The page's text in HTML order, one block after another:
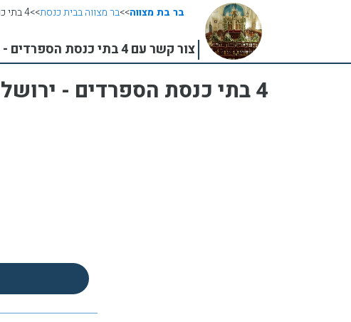
בר בת מצווה>>בר מצווה בבית כנסת>>4 בתי כנסת הספרדים - ירושלים
צור קשר עם 4 בתי כנסת הספרדים - ירושלים
4 בתי כנסת הספרדים - ירושלים